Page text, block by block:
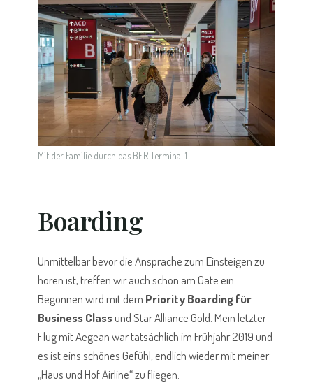
Mit der Familie durch das BER Terminal 1
Boarding
Unmittelbar bevor die Ansprache zum Einsteigen zu
hören ist, treffen wir auch schon am Gate ein.
Begonnen wird mit dem Priority Boarding für
Business Classund Star Alliance Gold. Mein letzter
Flug mit Aegean war tatsächlich im Frühjahr 2019 und
es ist eins schönes Gefühl, endlich wieder mit meiner
„Haus und Hof Airline“ zu fliegen.